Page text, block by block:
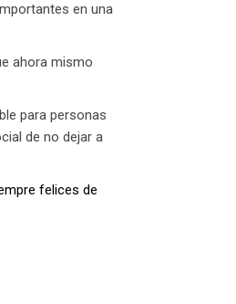
en una
ahora mismo
para personas
de no dejar a
felices de